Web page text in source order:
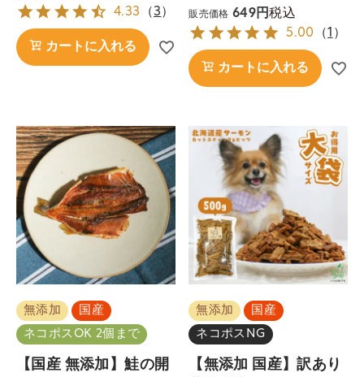
4.33 （3）
カートに入れる
販売価格 649 税込
5.00 （1 ）
カートに入れる
無添加
国産
ネコポスOK 2個まで
【国産 無添加】鮭の開
無添加
国産
ネコポスNG
【無添加 国産】訳あり